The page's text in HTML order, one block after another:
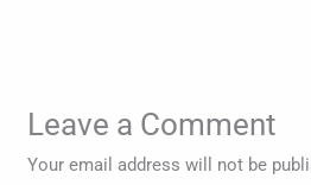
Leave a Comment
Your email address will not be